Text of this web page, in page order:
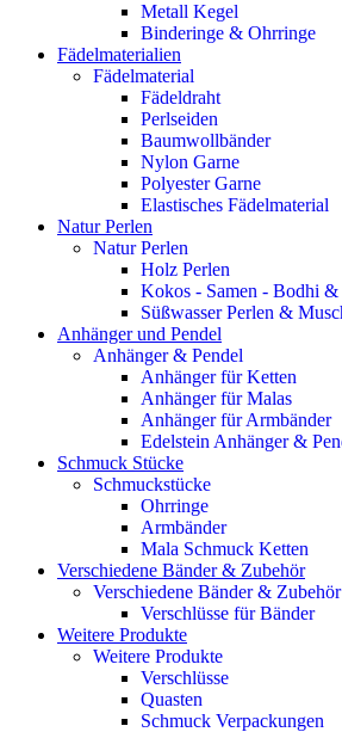
Metall Kegel
Binderinge & Ohrringe
Fädelmaterialien
Fädelmaterial
Fädeldraht
Perlseiden
Baumwollbänder
Nylon Garne
Polyester Garne
Elastisches Fädelmaterial
Natur Perlen
Natur Perlen
Holz Perlen
Kokos - Samen - Bodhi &
Süßwasser Perlen &
Anhänger und Pendel
Anhänger & Pendel
Anhänger für Ketten
Anhänger für Malas
Anhänger für Armbänder
Edelstein Anhänger &
Schmuck Stücke
Schmuckstücke
Ohrringe
Armbänder
Mala Schmuck Ketten
Verschiedene Bänder & Zubehör
Verschiedene Bänder & Zubehör
Verschlüsse für Bänder
Weitere Produkte
Weitere Produkte
Verschlüsse
Quasten
Schmuck Verpackungen